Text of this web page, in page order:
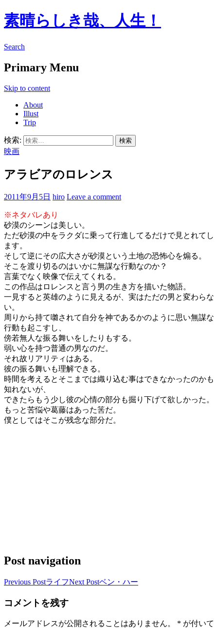
素晴らしき哉、人生！
Search
Primary Menu
Skip to content
About
Illust
Trip
検索:
映画
アラビアのロレンス
2011年9月5日 hiro Leave a comment
※ネタバレあり
砂漠のシーンは美しい。
ただ砂漠の中をラクダに乗って行進してるだけで見とれてし
ます。
そして逆にその広大さが砂漠という土地の恐怖心を煽る。
そこを渡り切るのはいかに無謀な行動なのか？
言葉でなく映像で伝えてくれる。
この作品はロレンスと言う男の生き方を描いた物語。
一見すると英雄のように見えるが、実はただの男と変わらな
い。
周りから持て囃されて自分を神であるかのように思い無謀な
行動も起こすし、
傍若無人な振る舞いをしたりもする。
弱い心を持つ普通の男なのだ。
それ故リアリティはある。
彼の振る舞いも理解できる。
時間を考えるとそこまでは織り込む事はできなかったのかも
知れないが、
できたらもう少し彼の心情の部分も掘り下げて欲しかった。
もっと苦悩や葛藤はあった筈だ。
僕としてはそこが残念な部分だ。
Post navigation
Previous PostライフNext Postベン・ハー
コメントを残す
メールアドレスが公開されることはありません。 * が付いて